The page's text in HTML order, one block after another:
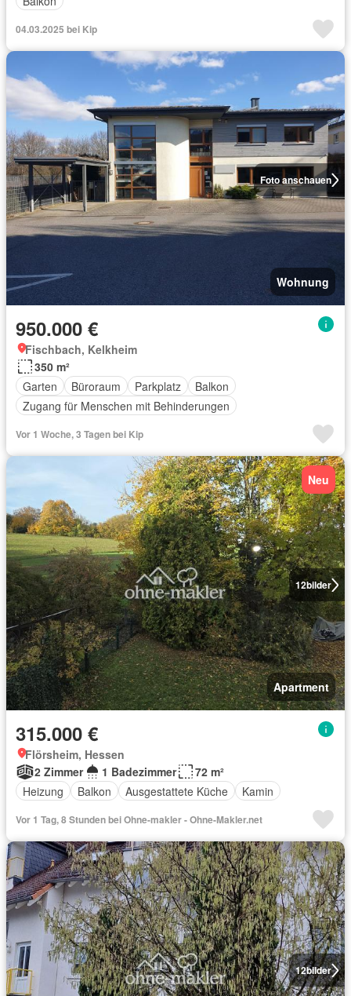
04.03.2025 bei Kip
Foto anschauen
Wohnung
950.000 €
Fischbach, Kelkheim
350 m²
Garten
Büroraum Parkplatz
Balkon
Zugang für Menschen mit Behinderungen
Vor 1 Woche, 3 Tagen bei Kip
12bilder
Neu
Apartment
315.000 €
Flörsheim, Hessen
2 Zimmer
1 Badezimmer
72 m²
Heizung
Balkon Ausgestattete Küche Kamin
Vor 1 Tag, 8 Stunden bei Ohne-makler - Ohne-Makler.net
12bilder